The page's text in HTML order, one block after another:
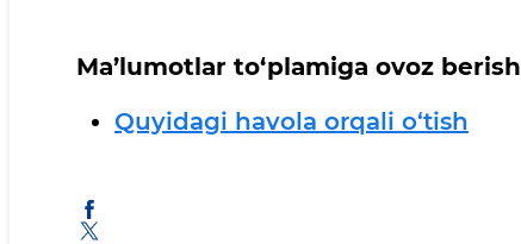
Ma’lumotlar to‘plamiga ovoz berish
Quyidagi havola orqali o‘tish